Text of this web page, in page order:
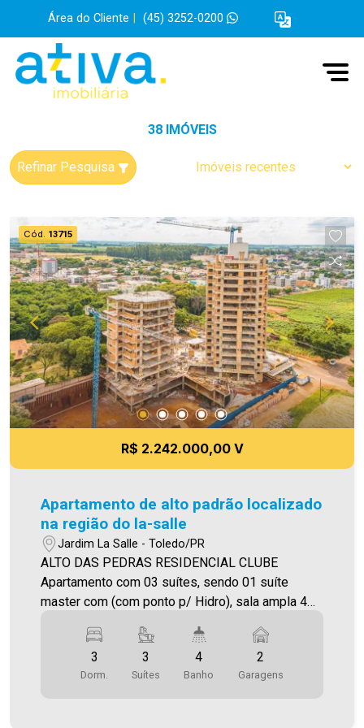
Área do Cliente (45) 3252-0200
38 IMÓVEIS
Refinar Pesquisa
Cód. 13715
R$ 2.242.000,00 V
Apartamento de alto padrão localizado
na região do la-salle
Jardim La Salle - Toledo/PR
ALTO DAS PEDRAS RESIDENCIAL CLUBE
Apartamento com 03 suítes, sendo 01 suíte
master com (com ponto p/ Hidro), sala ampla 4
gourmet ampla com churrasqueira a carvão,
lavabo e 2 vagas de garagem. Área privativa
181,26m² Área total 312,10 m² O
3
Dorm.
3
Suítes
4
Banho
2
Garagens